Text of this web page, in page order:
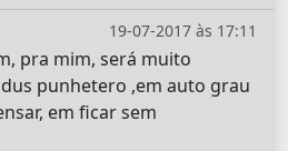
19-07-2017 às 17:11
pra mim, será muito
punhetero ,em auto grau
em ficar sem